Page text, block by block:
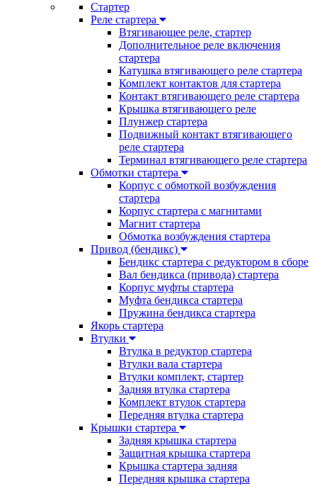
Стартер
Реле стартера
Втягивающее реле, стартер
Дополнительное реле включения
стартера
Катушка втягивающего реле стартера
Комплект контактов для стартера
Контакт втягивающего реле стартера
Крышка втягивающего реле
Плунжер стартера
Подвижный контакт втягивающего
реле стартера
Терминал втягивающего реле стартера
Обмотки стартера
Корпус с обмоткой возбуждения
стартера
Корпус стартера с магнитами
Магнит стартера
Обмотка возбуждения стартера
Привод (бендикс)
Бендикс стартера с редуктором в сборе
Вал бендикса (привода) стартера
Корпус муфты стартера
Муфта бендикса стартера
Пружина бендикса стартера
Якорь стартера
Втулки
Втулка в редуктор стартера
Втулки вала стартера
Втулки комплект, стартер
Задняя втулка стартера
Комплект втулок стартера
Передняя втулка стартера
Крышки стартера
Задняя крышка стартера
Защитная крышка стартера
Крышка стартера задняя
Передняя крышка стартера